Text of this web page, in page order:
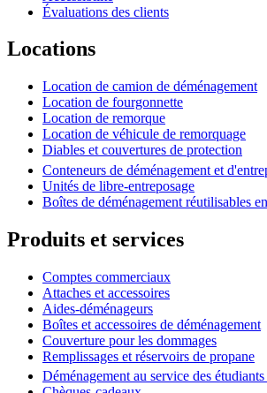
Évaluations des clients
Locations
Location de camion de déménagement
Location de fourgonnette
Location de remorque
Location de véhicule de remorquage
Diables et couvertures de protection
Conteneurs de déménagement et
Unités de libre-entreposage
Boîtes de déménagement réutilisables
Produits et services
Comptes commerciaux
Attaches et accessoires
Aides-déménageurs
Boîtes et accessoires de déménagement
Couverture pour les dommages
Remplissages et réservoirs de propane
Déménagement au service des